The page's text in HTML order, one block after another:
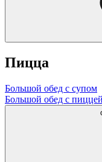
Пицца
Большой обед с супом
Большой обед с